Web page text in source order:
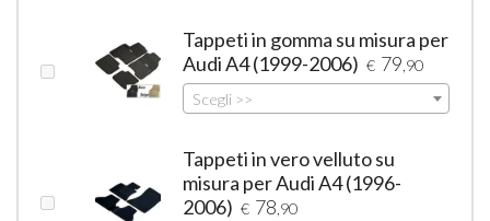
Tappeti in gomma su misura per
Audi A4 (1999-2006) € 79 ,90
Scegli >>
Tappeti in vero velluto su
misura per Audi A4 (1996-
2006) € 78 ,90